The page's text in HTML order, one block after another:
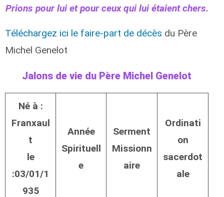
Prions pour lui et pour ceux qui lui étaient chers.
Téléchargez ici le faire-part de décès du Père
Michel Genelot
Jalons de vie du Père Michel Genelot
Né à :
Franxaul
t
le
:03/01/1
935
Année
Spirituell
e
Serment
Missionn
aire
Ordinati
on
sacerdot
ale